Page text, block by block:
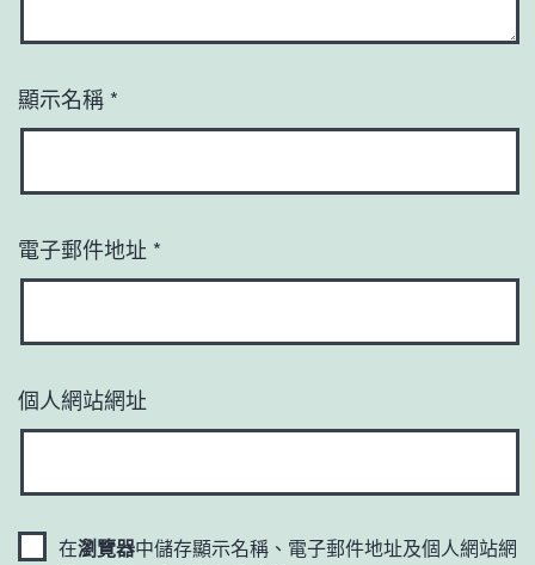
顯示名稱 *
電子郵件地址 *
個人網站網址
在瀏覽器中儲存顯示名稱、電子郵件地址及個人網站網